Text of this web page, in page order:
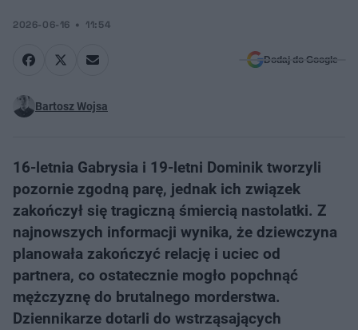
2026-06-16 11:54
Dodaj do Google
Bartosz Wojsa
16-letnia Gabrysia i 19-letni Dominik tworzyli
pozornie zgodną parę, jednak ich związek
zakończył się tragiczną śmiercią nastolatki. Z
najnowszych informacji wynika, że dziewczyna
planowała zakończyć relację i uciec od
partnera, co ostatecznie mogło popchnąć
mężczyznę do brutalnego morderstwa.
Dziennikarze dotarli do wstrząsających